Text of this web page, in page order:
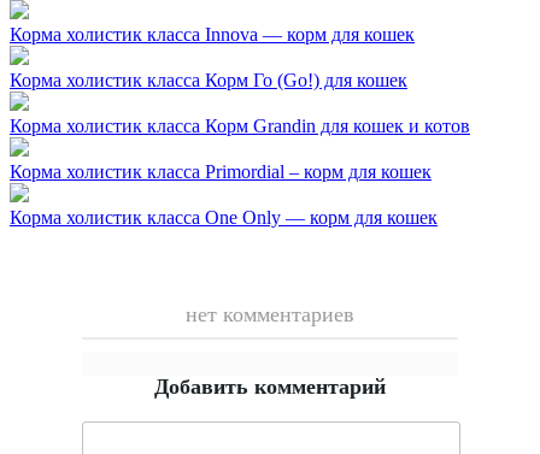
Корма холистик класса Innova — корм для кошек
Корма холистик класса Корм Го (Go!) для кошек
Корма холистик класса Корм Grandin для кошек и котов
Корма холистик класса Primordial – корм для кошек
Корма холистик класса One Only — корм для кошек
нет комментариев
Добавить комментарий